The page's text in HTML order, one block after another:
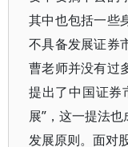
其中也包括一些
不具备发展证券
曹老师并没有过
提出了中国证券
展”，这一提法
发展原则。面对